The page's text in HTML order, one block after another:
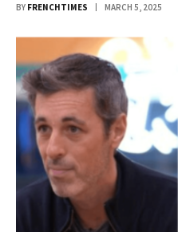
BY FRENCHTIMES MARCH 5, 2025